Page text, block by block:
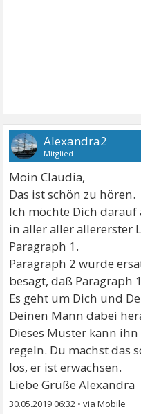
Alexandra2
Mitglied
Moin Claudia,
Das ist schön zu hören.
Ich möchte Dich
in aller aller allererster
Paragraph 1.
Paragraph 2 wurde
besagt, daß Paragraph
Es geht um Dich und
Deinen Mann dabei
Dieses Muster kann
regeln. Du machst das
los, er ist erwachsen.
Liebe Grüße Alexandra
30.05.2019 06:32 •